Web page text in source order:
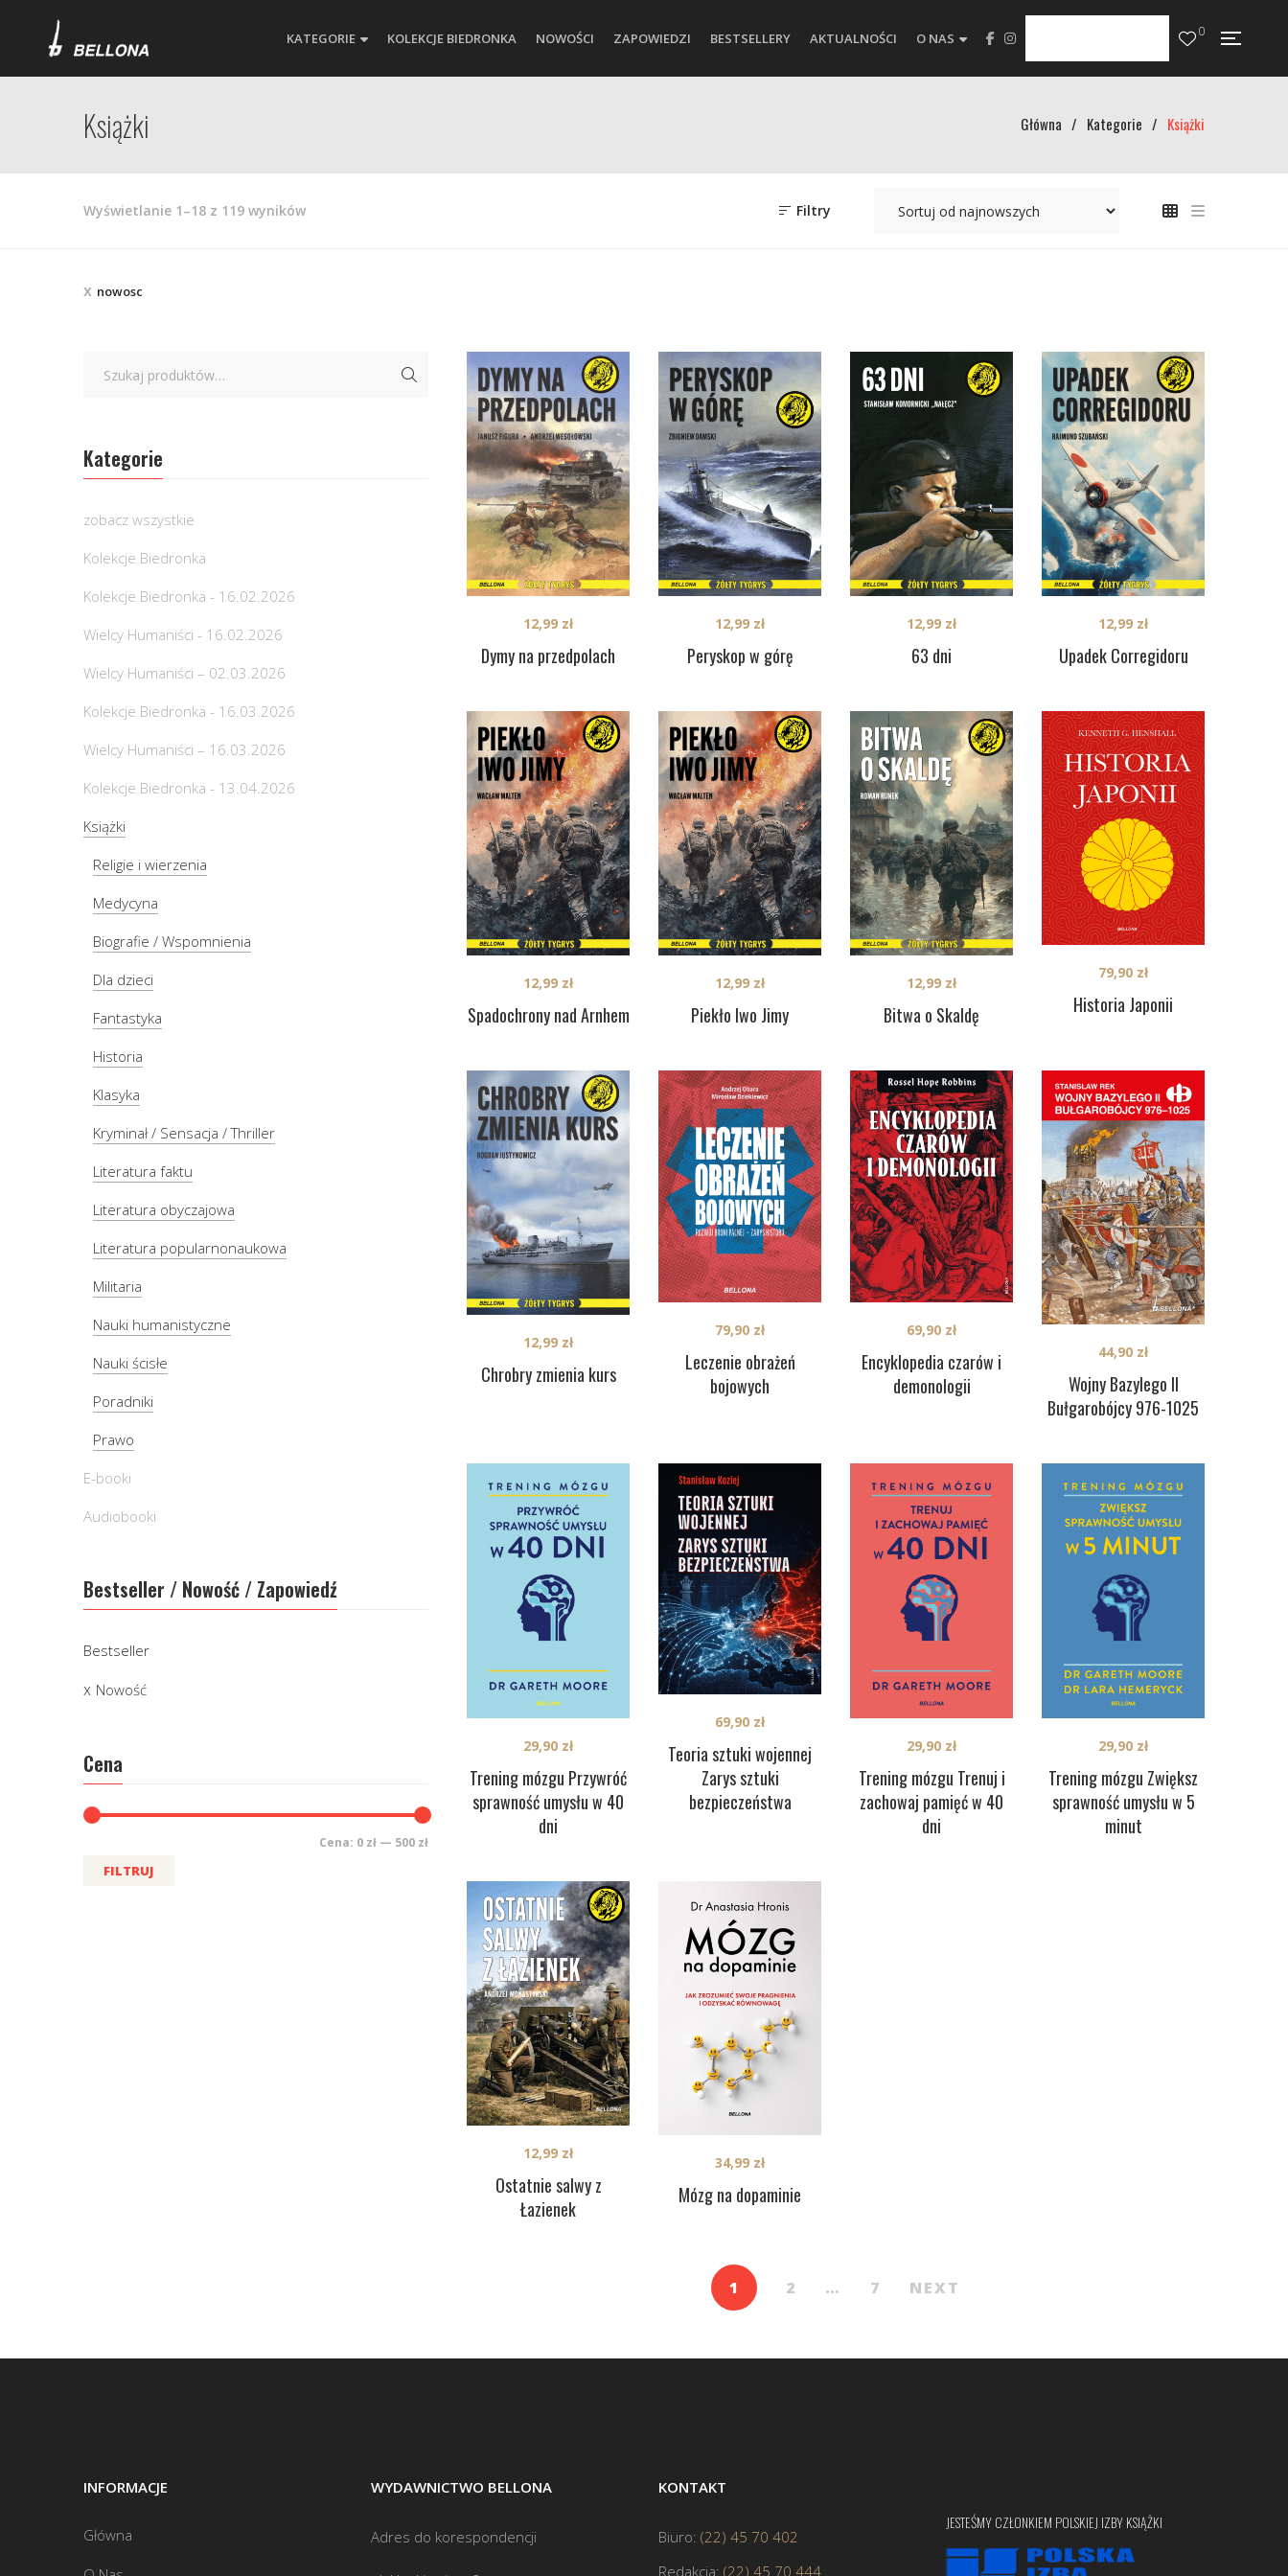
KATEGORIE KOLEKCJE BIEDRONKA NOWOŚCI ZAPOWIEDZI BESTSELLERY AKTUALNOŚCI O NAS 0
Książki Główna / Kategorie / Książki
Wyświetlanie 1–18 z 119 wynikówPosortowane
Filtry
nowosc
Dymy na przedpolach
12,99 zł
Peryskop w górę
12,99 zł
63 dni
12,99 zł
Upadek Corregidoru
12,99 zł
Spadochrony nad Arnhem
12,99 zł
Piekło Iwo Jimy
12,99 zł
Bitwa o Skaldę
12,99 zł
Historia Japonii
79,90 zł
Chrobry zmienia kurs
12,99 zł
Leczenie obrażeń
bojowych
79,90 zł
Encyklopedia czarów i
demonologii
69,90 zł
Wojny Bazylego II
Bułgarobójcy 976-1025
44,90 zł
Trening mózgu Przywróć
sprawność umysłu w 40
dni
29,90 zł
Teoria sztuki wojennej
Zarys sztuki
bezpieczeństwa
69,90 zł
Trening mózgu Trenuj i
zachowaj pamięć w 40
dni
29,90 zł
Trening mózgu Zwiększ
sprawność umysłu w 5
minut
29,90 zł
Ostatnie salwy z
Łazienek
12,99 zł
Mózg na dopaminie
34,99 zł
1 2 … 7 NEXT
Kategorie
zobacz wszystkie
Kolekcje Biedronka
Kolekcje Biedronka - 16.02.2026
Wielcy Humaniści - 16.02.2026
Wielcy Humaniści – 02.03.2026
Kolekcje Biedronka - 16.03.2026
Wielcy Humaniści – 16.03.2026
Kolekcje Biedronka - 13.04.2026
Książki
Religie i wierzenia
Medycyna
Biografie / Wspomnienia
Dla dzieci
Fantastyka
Historia
Klasyka
Kryminał / Sensacja / Thriller
Literatura faktu
Literatura obyczajowa
Literatura popularnonaukowa
Militaria
Nauki humanistyczne
Nauki ścisłe
Poradniki
Prawo
E-booki
Audiobooki
Bestseller / Nowość / Zapowiedź
Bestseller
Nowość
Cena
FILTRUJ
Cena: 0 zł — 500 zł
INFORMACJE
Główna
WYDAWNICTWO BELLONA
Adres do korespondencji
KONTAKT
Biuro: (22) 45 70 402
Redakcja: (22) 45 70 444
JESTEŚMY CZŁONKIEM POLSKIEJ IZBY KSIĄŻKI